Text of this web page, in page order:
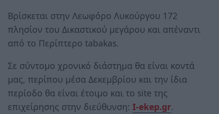
Βρίσκεται στην Λεωφόρο Λυκούργου 172
πλησίον του Δικαστικού μεγάρου και απέναντι
από το Περίπτερο tabakas.
Σε σύντομο χρονικό διάστημα θα είναι κοντά
μας, περίπου μέσα Δεκεμβρίου και την ίδια
περίοδο θα είναι έτοιμο και το site της
επιχείρησης στην διεύθυνση: I-ekep.gr.